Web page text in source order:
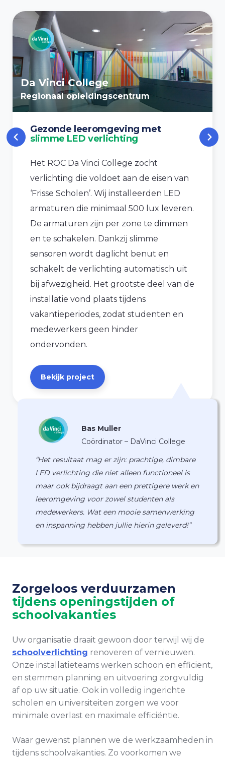
Da Vinci College
Regionaal opleidingscentrum
Gezonde leeromgeving met
slimme LED verlichting
Het ROC Da Vinci College zocht
verlichting die voldoet aan de eisen van
‘Frisse Scholen’. Wij installeerden LED
armaturen die minimaal 500 lux leveren.
De armaturen zijn per zone te dimmen
en te schakelen. Dankzij slimme
sensoren wordt daglicht benut en
schakelt de verlichting automatisch uit
bij afwezigheid. Het grootste deel van de
installatie vond plaats tijdens
vakantieperiodes, zodat studenten en
medewerkers geen hinder
ondervonden.
Bekijk project
Bas Muller
Coördinator – DaVinci College
“Het resultaat mag er zijn: prachtige, dimbare
LED verlichting die niet alleen functioneel is
maar ook bijdraagt aan een prettigere werk en
leeromgeving voor zowel studenten als
medewerkers. Wat een mooie samenwerking
en inspanning hebben jullie hierin geleverd!”
Zorgeloos verduurzamen
tijdens openingstijden of
schoolvakanties
Uw organisatie draait gewoon door terwijl wij de
schoolverlichting renoveren of vernieuwen.
Onze installatieteams werken schoon en efficiënt,
en stemmen planning en uitvoering zorgvuldig
af op uw situatie. Ook in volledig ingerichte
scholen en universiteiten zorgen we voor
minimale overlast en maximale efficiëntie.
Waar gewenst plannen we de werkzaamheden in
tijdens schoolvakanties. Zo voorkomen we